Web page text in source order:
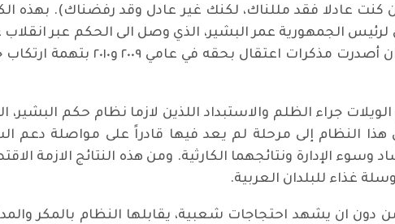
٣٠ عاما، فإن كنت عادلا فقد مللناك، لكنك غير عادل وقد
للمحكمة الجنائية الدولية
جراء الظلم والاستبداد اللذين لازما نظام حكم البشير،
النظام إلى مرحلة لم يعد فيها قادراً على مواصلة دعم
وسوء الإدارة ونتائجهما الكارثية. ومن هذه النتائج الازمة
غذاء للبلدان العربية.
دون ان يشهد احتجاجات شعبية، يقابلها النظام بالمكر